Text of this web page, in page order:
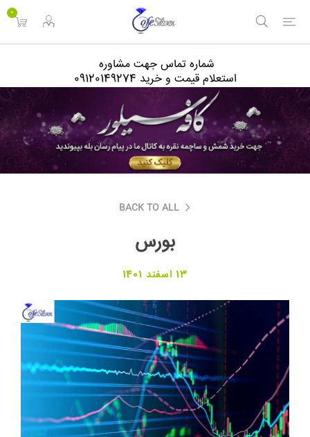
0
شماره تماس جهت مشاوره
استعلام قیمت و خرید 09120149274
BACK TO ALL
بورس
13 اسفند 1401